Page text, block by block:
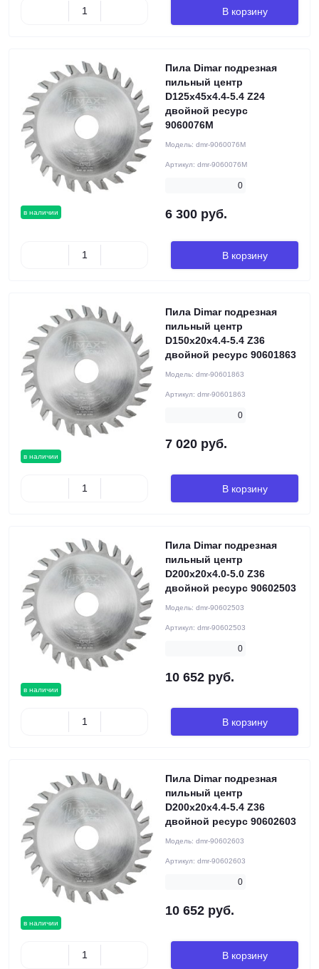
В корзину
в наличии
Пила Dimar подрезная
пильный центр
D125x45x4.4-5.4 Z24
двойной ресурс
9060076M
Модель: dmr-9060076M
Артикул: dmr-9060076M
0
6 300 руб.
В корзину
в наличии
Пила Dimar подрезная
пильный центр
D150x20x4.4-5.4 Z36
двойной ресурс 90601863
Модель: dmr-90601863
Артикул: dmr-90601863
0
7 020 руб.
В корзину
в наличии
Пила Dimar подрезная
пильный центр
D200x20x4.0-5.0 Z36
двойной ресурс 90602503
Модель: dmr-90602503
Артикул: dmr-90602503
0
10 652 руб.
В корзину
в наличии
Пила Dimar подрезная
пильный центр
D200x20x4.4-5.4 Z36
двойной ресурс 90602603
Модель: dmr-90602603
Артикул: dmr-90602603
0
10 652 руб.
В корзину